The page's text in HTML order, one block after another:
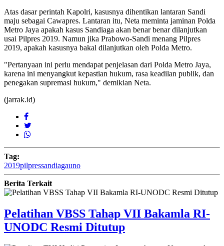
Atas dasar perintah Kapolri, kasusnya dihentikan lantaran Sandi
maju sebagai Cawapres. Lantaran itu, Neta meminta jaminan Polda
Metro Jaya apakah kasus Sandiaga akan benar benar dilanjutkan
usai Pilpres 2019. Namun jika Prabowo-Sandi menang Pilpres
2019, apakah kasusnya bakal dilanjutkan oleh Polda Metro.
"Pertanyaan ini perlu mendapat penjelasan dari Polda Metro Jaya,
karena ini menyangkut kepastian hukum, rasa keadilan publik, dan
penegakan supremasi hukum," demikian Neta.
(jarrak.id)
Tag:
2019pilpressandiagauno
Berita Terkait
Pelatihan VBSS Tahap VII Bakamla RI-
UNODC Resmi Ditutup